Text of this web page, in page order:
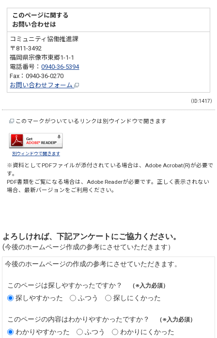
このページに関する
お問い合わせは
コミュニティ協働推進課
〒811-3492
福岡県宗像市東郷1-1-1
電話番号：0940-36-5394
Fax：0940-36-0270
お問い合わせフォーム
（ID:1417）
このマークがついているリンクは別ウインドウで開きます
別ウィンドウで開きます
※資料としてPDFファイルが添付されている場合は、Adobe Acrobat(R)が必要で
す。
PDF書類をご覧になる場合は、Adobe Readerが必要です。正しく表示されない
場合、最新バージョンをご利用ください。